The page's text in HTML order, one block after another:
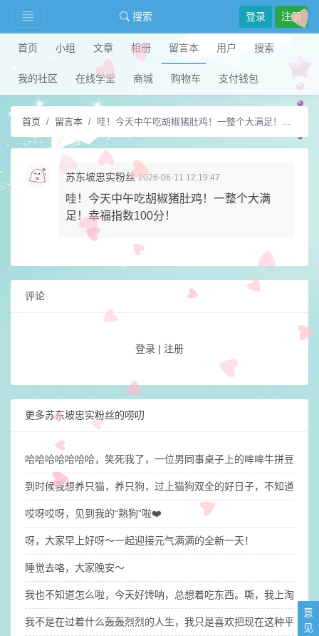
搜索 登录 注册
首页 小组 文章 相册 留言本 用户 搜索
我的社区 在线学堂 商城 购物车 支付钱包
首页 留言本 哇！今天中午吃胡椒猪肚鸡！一整个大满足！...
苏东坡忠实粉丝 2026-06-11 12:19:47
哇！今天中午吃胡椒猪肚鸡！一整个大满
足！幸福指数100分！
评论
登录 | 注册
更多苏东坡忠实粉丝的唠叨
哈哈哈哈哈哈哈，笑死我了，一位男同事桌子上的哞哞牛拼豆有点
到时候我想养只猫，养只狗，过上猫狗双全的好日子，不知道我
哎呀哎呀，见到我的“熟狗”啦❤️
呀，大家早上好呀～一起迎接元气满满的全新一天！
睡觉去咯，大家晚安～
我也不知道怎么啦，今天好馋呐，总想着吃东西。嘶，我上淘宝
我不是在过着什么轰轰烈烈的人生，我只是喜欢把现在这种平平
意
见